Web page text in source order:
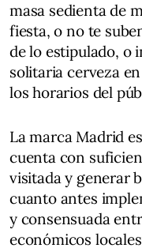
masa sedienta de
fiesta, o no te
de lo estipulado, o
solitaria cerveza
los horarios del
La marca Madrid
cuenta con
visitada y generar
cuanto antes
y consensuada
económicos